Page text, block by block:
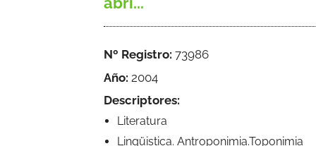
Nº Registro: 73986
Año: 2004
Descriptores:
Literatura
Lingüistica. Antroponimia.Toponimia